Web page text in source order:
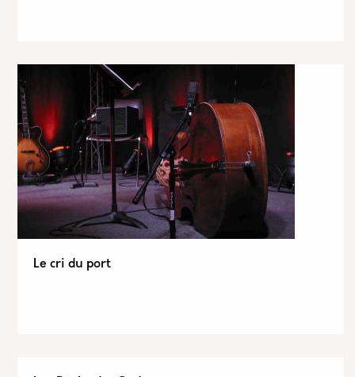
Le cri du port